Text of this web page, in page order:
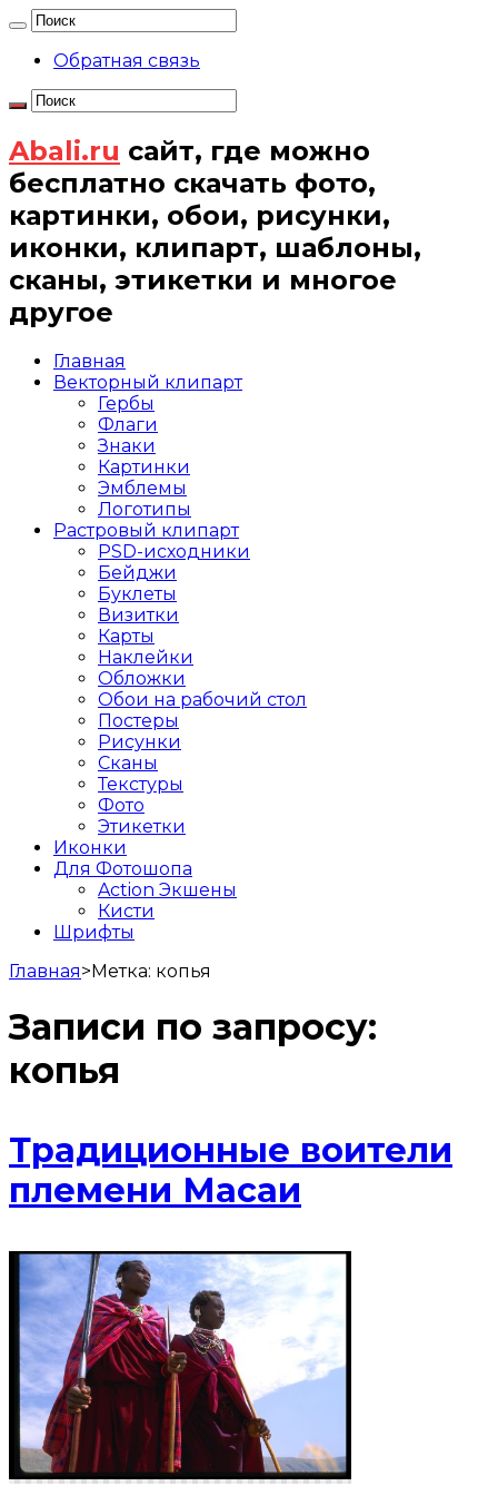
Обратная связь
Abali.ru сайт, где можно
бесплатно скачать фото,
картинки, обои, рисунки,
иконки, клипарт, шаблоны,
сканы, этикетки и многое
другое
Главная
Векторный клипарт
Гербы
Флаги
Знаки
Картинки
Эмблемы
Логотипы
Растровый клипарт
PSD-исходники
Бейджи
Буклеты
Визитки
Карты
Наклейки
Обложки
Обои на рабочий стол
Постеры
Рисунки
Сканы
Текстуры
Фото
Этикетки
Иконки
Для Фотошопа
Action Экшены
Кисти
Шрифты
Главная>Метка: копья
Записи по запросу:
копья
Традиционные воители
племени Масаи